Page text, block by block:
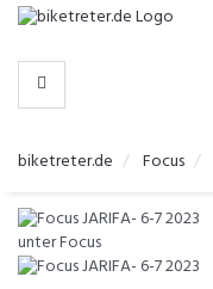
-
HERSTELLER
biketreter.de Focus